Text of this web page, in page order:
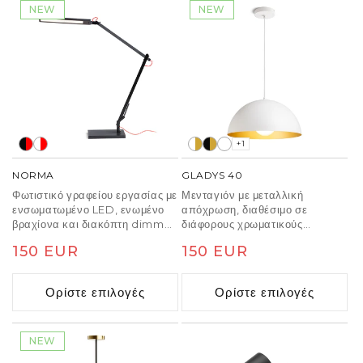
NEW
NORMA
Φωτιστικό γραφείου εργασίας με
ενσωματωμένο LED, ενωμένο
βραχίονα και διακόπτη dimmer
του ανακλαστήρα για μείωση
χρώματος. Η λάμπα μπορεί να
στερεωθεί σε ένα γραφείο ή ένα
ράφι αγοράζοντας έναν
ξεχωριστό σφιγκτήρα C EMA
(R14290, R14291).
Κανονική
τιμή
150 EUR
Ορίστε επιλογές
NEW
+1
GLADYS 40
Μενταγιόν με μεταλλική
απόχρωση, διαθέσιμο σε
διάφορους χρωματικούς
πηγές φωτός Ε27.
Κανονική
τιμή
150 EUR
Ορίστε επιλογές
NEW